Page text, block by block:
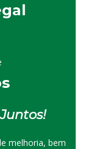
gal
melhoria, bem